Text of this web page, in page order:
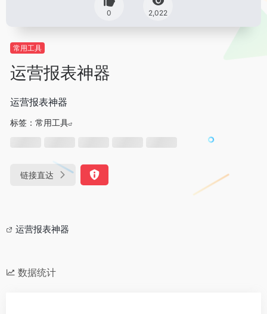
0 2,022
常用工具
运营报表神器
运营报表神器
标签： 常用工具
链接直达
运营报表神器
数据统计